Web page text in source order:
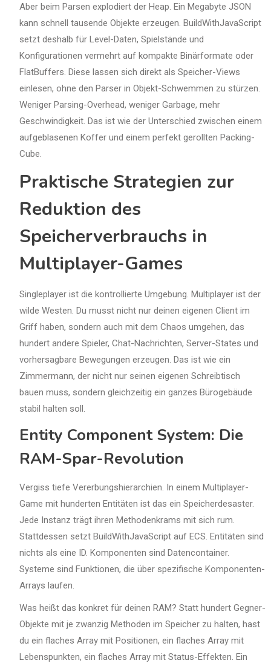
Aber beim Parsen explodiert der Heap. Ein Megabyte JSON
kann schnell tausende Objekte erzeugen. BuildWithJavaScript
setzt deshalb für Level-Daten, Spielstände und
Konfigurationen vermehrt auf kompakte Binärformate oder
FlatBuffers. Diese lassen sich direkt als Speicher-Views
einlesen, ohne den Parser in Objekt-Schwemmen zu stürzen.
Weniger Parsing-Overhead, weniger Garbage, mehr
Geschwindigkeit. Das ist wie der Unterschied zwischen einem
aufgeblasenen Koffer und einem perfekt gerollten Packing-
Cube.
Praktische Strategien zur
Reduktion des
Speicherverbrauchs in
Multiplayer-Games
Singleplayer ist die kontrollierte Umgebung. Multiplayer ist der
wilde Westen. Du musst nicht nur deinen eigenen Client im
Griff haben, sondern auch mit dem Chaos umgehen, das
hundert andere Spieler, Chat-Nachrichten, Server-States und
vorhersagbare Bewegungen erzeugen. Das ist wie ein
Zimmermann, der nicht nur seinen eigenen Schreibtisch
bauen muss, sondern gleichzeitig ein ganzes Bürogebäude
stabil halten soll.
Entity Component System: Die
RAM-Spar-Revolution
Vergiss tiefe Vererbungshierarchien. In einem Multiplayer-
Game mit hunderten Entitäten ist das ein Speicherdesaster.
Jede Instanz trägt ihren Methodenkrams mit sich rum.
Stattdessen setzt BuildWithJavaScript auf ECS. Entitäten sind
nichts als eine ID. Komponenten sind Datencontainer.
Systeme sind Funktionen, die über spezifische Komponenten-
Arrays laufen.
Was heißt das konkret für deinen RAM? Statt hundert Gegner-
Objekte mit je zwanzig Methoden im Speicher zu halten, hast
du ein flaches Array mit Positionen, ein flaches Array mit
Lebenspunkten, ein flaches Array mit Status-Effekten. Ein